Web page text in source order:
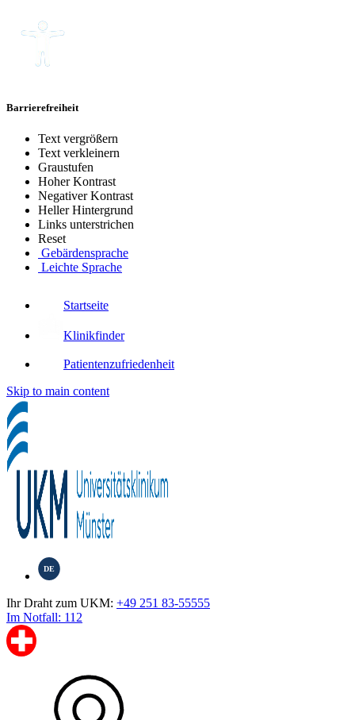
Barrierefreiheit
Text vergrößern
Text verkleinern
Graustufen
Hoher Kontrast
Negativer Kontrast
Heller Hintergrund
Links unterstrichen
Reset
Gebärdensprache
Leichte Sprache
Startseite
Klinikfinder
Patientenzufriedenheit
Skip to main content
DE
Ihr Draht zum UKM: +49 251 83-55555
Im Notfall: 112